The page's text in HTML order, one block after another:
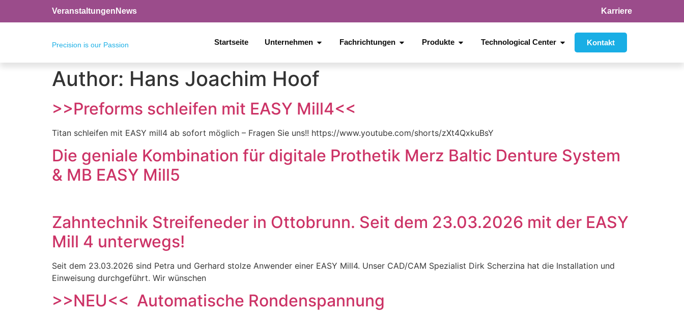
Veranstaltungen News Karriere
Precision is our Passion Startseite Unternehmen Fachrichtungen Produkte Technological Center Kontakt
Author: Hans Joachim Hoof
>>Preforms schleifen mit EASY Mill4<<
Titan schleifen mit EASY mill4 ab sofort möglich – Fragen Sie uns!! https://www.youtube.com/shorts/zXt4QxkuBsY
Die geniale Kombination für digitale Prothetik Merz Baltic Denture System
& MB EASY Mill5
Zahntechnik Streifeneder in Ottobrunn. Seit dem 23.03.2026 mit der EASY
Mill 4 unterwegs!
Seit dem 23.03.2026 sind Petra und Gerhard stolze Anwender einer EASY Mill4. Unser CAD/CAM Spezialist Dirk Scherzina hat die Installation und
Einweisung durchgeführt. Wir wünschen
>>NEU<< Automatische Rondenspannung